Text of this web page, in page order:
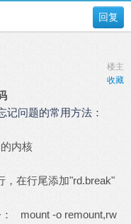
回复
楼主
收藏
记问题的常用方法：
内核
，在行尾添加"rd.break"
mount -o remount,rw